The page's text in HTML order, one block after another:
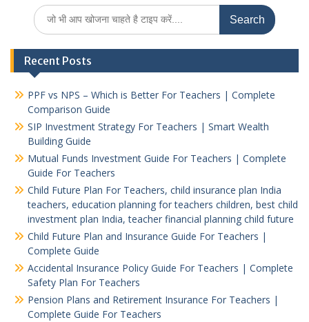
Search
for:
Recent Posts
PPF vs NPS – Which is Better For Teachers | Complete
Comparison Guide
SIP Investment Strategy For Teachers | Smart Wealth
Building Guide
Mutual Funds Investment Guide For Teachers | Complete
Guide For Teachers
Child Future Plan For Teachers, child insurance plan India
teachers, education planning for teachers children, best child
investment plan India, teacher financial planning child future
Child Future Plan and Insurance Guide For Teachers |
Complete Guide
Accidental Insurance Policy Guide For Teachers | Complete
Safety Plan For Teachers
Pension Plans and Retirement Insurance For Teachers |
Complete Guide For Teachers